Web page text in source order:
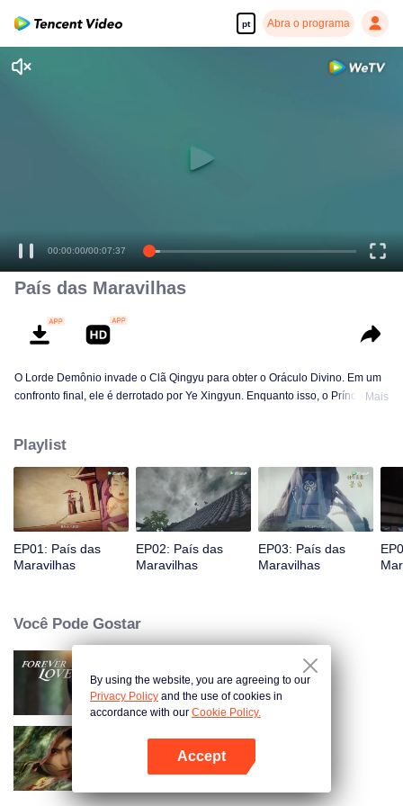
pt Abra o programa
Abra o programa
00:00:00/00:07:37
País das Maravilhas
O Lorde Demônio invade o Clã Qingyu para obter o Oráculo Divino. Em um
confronto final, ele é derrotado por Ye Xingyun. Enquanto isso, o Príncipe Qi
misteriosa, An Yun, aparece e se envolve na rivalidade entre o Lorde
Demônio e Ye Xingyun.
Mais
Playlist
EP01: País das
Maravilhas
EP02: País das
Maravilhas
EP03: País das
Maravilhas
Você Pode Gostar
Amor Eterno
As Espadas
By using the website, you are agreeing to our
Privacy Policy and the use of cookies in
accordance with our Cookie Policy.
Accept